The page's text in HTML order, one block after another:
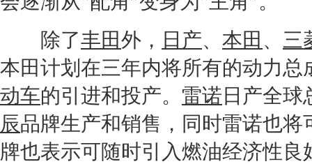
除了丰田外， 日产、 本田 、 三
本田计划在三年内将所有的动力
动车的引进和投产。 雷诺 日产全球
辰品牌生产和销售，同时雷诺也将
牌也表示可随时引入燃油经济性